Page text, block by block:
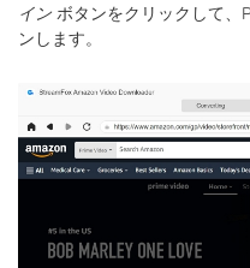
イン ボタンをクリックして、
ンします。